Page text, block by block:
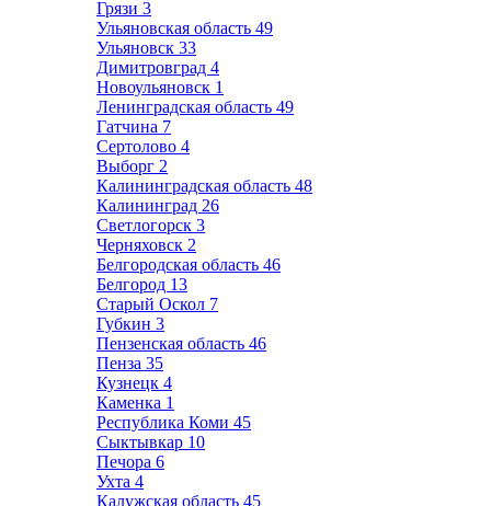
Грязи 3
Ульяновская область 49
Ульяновск 33
Димитровград 4
Новоульяновск 1
Ленинградская область 49
Гатчина 7
Сертолово 4
Выборг 2
Калининградская область 48
Калининград 26
Светлогорск 3
Черняховск 2
Белгородская область 46
Белгород 13
Старый Оскол 7
Губкин 3
Пензенская область 46
Пенза 35
Кузнецк 4
Каменка 1
Республика Коми 45
Сыктывкар 10
Печора 6
Ухта 4
Калужская область 45